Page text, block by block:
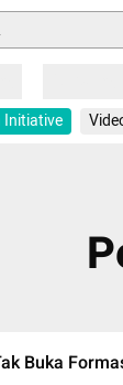
Initiative
Buka